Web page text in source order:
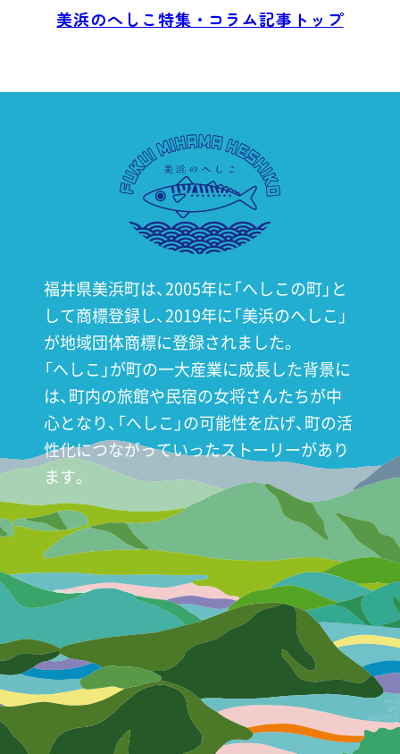
美浜のへしこ特集・コラム記事トップ
福井県美浜町は、2005年に「へしこの町」と
して商標登録し、 2019年に「美浜のへしこ」
が地域団体商標に登録されました。
「へしこ」が町の一大産業に成長した背景に
は、町内の旅館や 民宿の女将さんたちが中
心となり、「へしこ」の可能性を広げ、 町の活
性化につながっていったストーリーがあり
ます。